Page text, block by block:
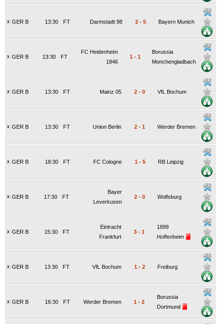
x GER B FT
13:30 Darmstadt 98 2 - 5 Bayern Munich
x GER B FT
13:30
FC Heidenheim
1846
1 - 1
Borussia
Monchengladbach
x GER B FT
13:30 Mainz 05 2 - 0 VfL Bochum
x GER B FT
13:30 Union Berlin 2 - 1 Werder Bremen
x GER B FT
18:30 FC Cologne 1 - 5 RB Leipzig
x GER B FT
17:30
Bayer
Leverkusen
2 - 0 Wolfsburg
x GER B FT
15:30
Eintracht
Frankfurt
3 - 1
1899
Hoffenheim
x GER B FT
13:30 VfL Bochum 1 - 2 Freiburg
x GER B FT
16:30 Werder Bremen 1 - 2
Borussia
Dortmund